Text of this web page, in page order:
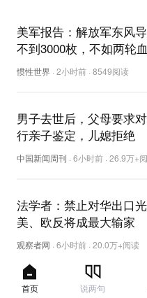
首页 说两句